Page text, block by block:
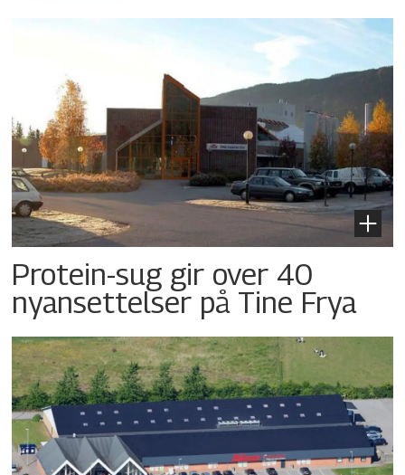
Protein-sug gir over 40
nyansettelser på Tine Frya